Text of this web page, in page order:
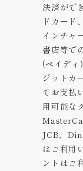
決済がで
ドカード
インチャ
書店等で
(ペイディ
ジットカ
てお支払
用可能な
JCB、
はご利用
ントはご